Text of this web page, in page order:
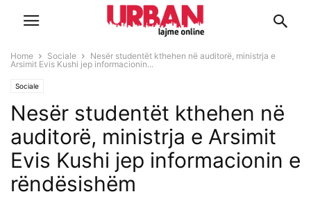
Home Sociale
Nesër studentët kthehen në auditorë, ministrja e
Arsimit Evis Kushi jep informacionin...
Sociale
Nesër studentët kthehen në
auditorë, ministrja e Arsimit
Evis Kushi jep informacionin e
rëndësishëm